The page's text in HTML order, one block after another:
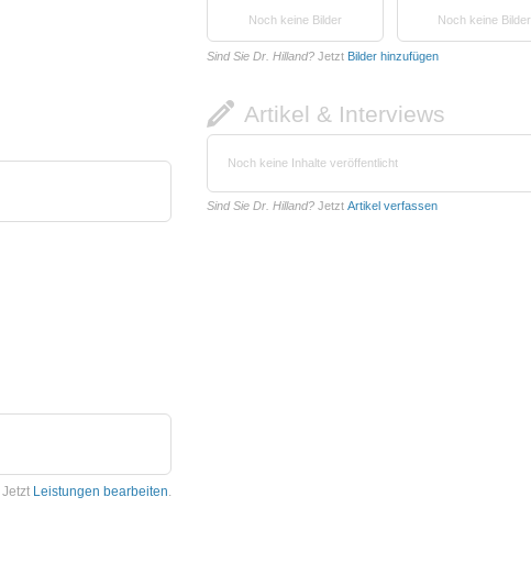
Jetzt Leistungen bearbeiten.
Noch keine Bilder Noch keine Bilder
Sind Sie Dr. Hilland? Jetzt Bilder hinzufügen
Artikel & Interviews
Noch keine Inhalte veröffentlicht
Sind Sie Dr. Hilland? Jetzt Artikel verfassen